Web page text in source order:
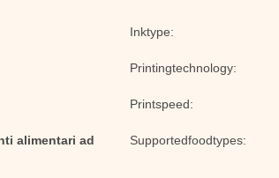
Inktype:
Printingtechnology:
Printspeed:
alimentari ad
Supportedfoodtypes: